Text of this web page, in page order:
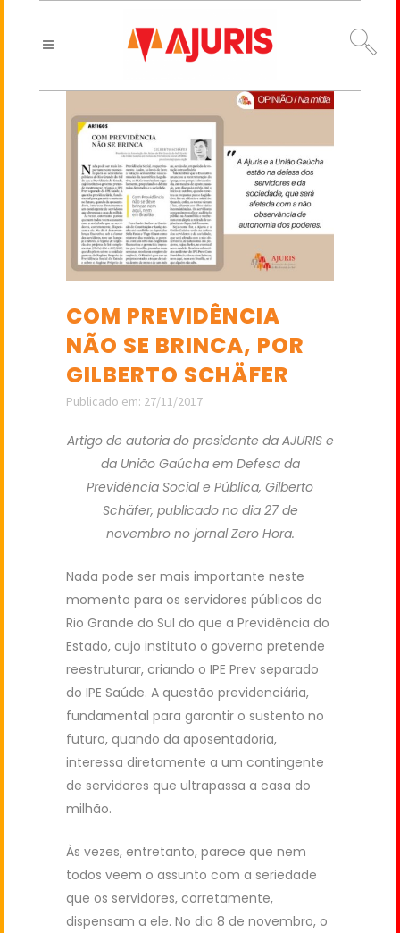
COM PREVIDÊNCIA
NÃO SE BRINCA, POR
GILBERTO SCHÄFER
Publicado em: 27/11/2017
Artigo de autoria do presidente da AJURIS e
da União Gaúcha em Defesa da
Previdência Social e Pública, Gilberto
Schäfer, publicado no dia 27 de
novembro no jornal Zero Hora.
Nada pode ser mais importante neste
momento para os servidores públicos do
Rio Grande do Sul do que a Previdência do
Estado, cujo instituto o governo pretende
reestruturar, criando o IPE Prev separado
do IPE Saúde. A questão previdenciária,
fundamental para garantir o sustento no
futuro, quando da aposentadoria,
interessa diretamente a um contingente
de servidores que ultrapassa a casa do
milhão.
Às vezes, entretanto, parece que nem
todos veem o assunto com a seriedade
que os servidores, corretamente,
dispensam a ele. No dia 8 de novembro, o